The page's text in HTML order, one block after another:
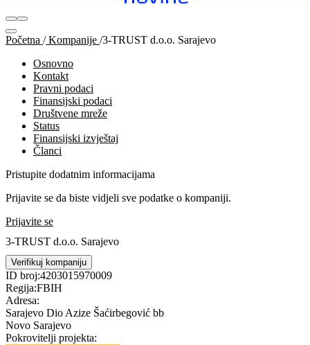
Početna /Kompanije /3-TRUST d.o.o. Sarajevo
Osnovno
Kontakt
Pravni podaci
Finansijski podaci
Društvene mreže
Status
Finansijski izvještaj
Članci
Pristupite dodatnim informacijama
Prijavite se da biste vidjeli sve podatke o kompaniji.
Prijavite se
3-TRUST d.o.o. Sarajevo
Verifikuj kompaniju
ID broj:4203015970009
Regija:FBIH
Adresa:
Sarajevo Dio Azize Šaćirbegović bb
Novo Sarajevo
Pokrovitelji projekta: